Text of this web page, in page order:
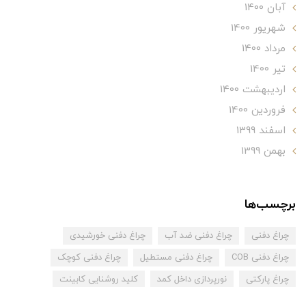
آبان 1400
شهریور 1400
مرداد 1400
تير 1400
ارديبهشت 1400
فروردین 1400
اسفند 1399
بهمن 1399
برچسب‌ها
چراغ دفنی چراغ دفنی ضد آب
چراغ دفنی خورشیدی
چراغ دفنی COB
چراغ دفنی مستطیل
چراغ دفنی کوچک
چراغ پارکتی
نورپردازی داخل کمد
کلید روشنایی کابینت